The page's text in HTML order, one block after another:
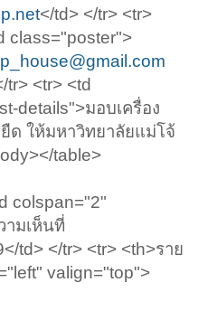
</td> </tr> <tr>
class="poster">
tr> <tr> <td
details">มอบเครื่อง
ด ให้มหาวิทยาลัยแม่โจ้
table>
colspan="2"
ามเห็นที่
td> </tr> <tr> <th>ราย
valign="top">